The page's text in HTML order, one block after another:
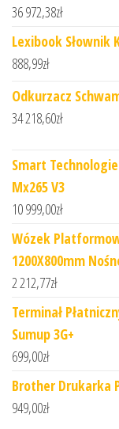
36 972,38zł
Lexibook Słownik
888,99zł
Odkurzacz
34 218,60zł
Smart
Mx265 V3
10 999,00zł
Wózek
1200X800mm
2 212,77zł
Terminał
Sumup 3G+
699,00zł
Brother Drukarka
949,00zł